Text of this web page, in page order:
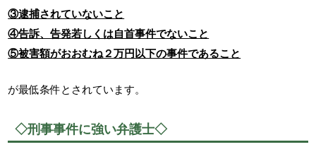
③逮捕されていないこと
④告訴、告発若しくは自首事件でないこと
⑤被害額がおおむね２万円以下の事件であること
が最低条件とされています。
◇刑事事件に強い弁護士◇